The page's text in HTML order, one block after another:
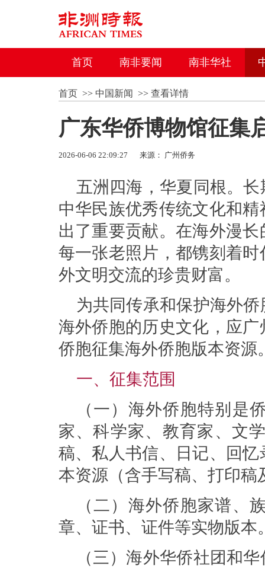
首页 南非要闻 南非华社
首页>> 中国新闻 >> 查看详情
广东华侨博物馆征集
2026-06-06 22:09:27 来源： 广州侨务
五洲四海，华夏同根。
中华民族优秀传统文化和
出了重要贡献。在海外漫
每一张老照片，都镌刻着
外文明交流的珍贵财富。
为共同传承和保护海外
海外侨胞的历史文化，应
侨胞征集海外侨胞版本资源
一、征集范围
（一）海外侨胞特别是
家、科学家、教育家、文
稿、私人书信、日记、回
本资源（含手写稿、打印稿
（二）海外侨胞家谱、
章、证书、证件等实物版本
（三）海外华侨社团和